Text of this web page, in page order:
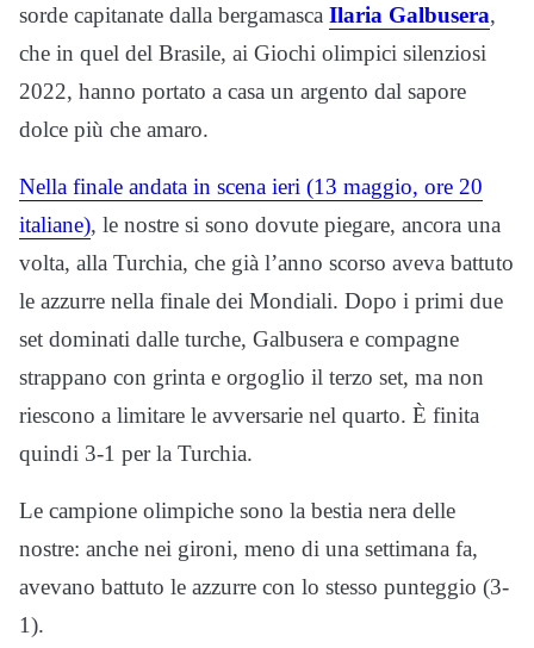
sorde capitanate dalla bergamasca Ilaria Galbusera,
che in quel del Brasile, ai Giochi olimpici silenziosi
2022, hanno portato a casa un argento dal sapore
dolce più che amaro.
Nella finale andata in scena ieri (13 maggio, ore 20
italiane), le nostre si sono dovute piegare, ancora una
volta, alla Turchia, che già l’anno scorso aveva battuto
le azzurre nella finale dei Mondiali. Dopo i primi due
set dominati dalle turche, Galbusera e compagne
strappano con grinta e orgoglio il terzo set, ma non
riescono a limitare le avversarie nel quarto. È finita
quindi 3-1 per la Turchia.
Le campione olimpiche sono la bestia nera delle
nostre: anche nei gironi, meno di una settimana fa,
avevano battuto le azzurre con lo stesso punteggio (3-
1).